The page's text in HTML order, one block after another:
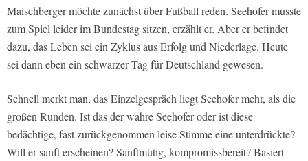
Maischberger möchte zunächst über Fußball reden. Seehofer musste
zum Spiel leider im Bundestag sitzen, erzählt er. Aber er befindet
dazu, das Leben sei ein Zyklus aus Erfolg und Niederlage. Heute
sei dann eben ein schwarzer Tag für Deutschland gewesen.
Schnell merkt man, das Einzelgespräch liegt Seehofer mehr, als die
großen Runden. Ist das der wahre Seehofer oder ist diese
bedächtige, fast zurückgenommen leise Stimme eine unterdrückte?
Will er sanft erscheinen? Sanftmütig, kompromissbereit? Basiert